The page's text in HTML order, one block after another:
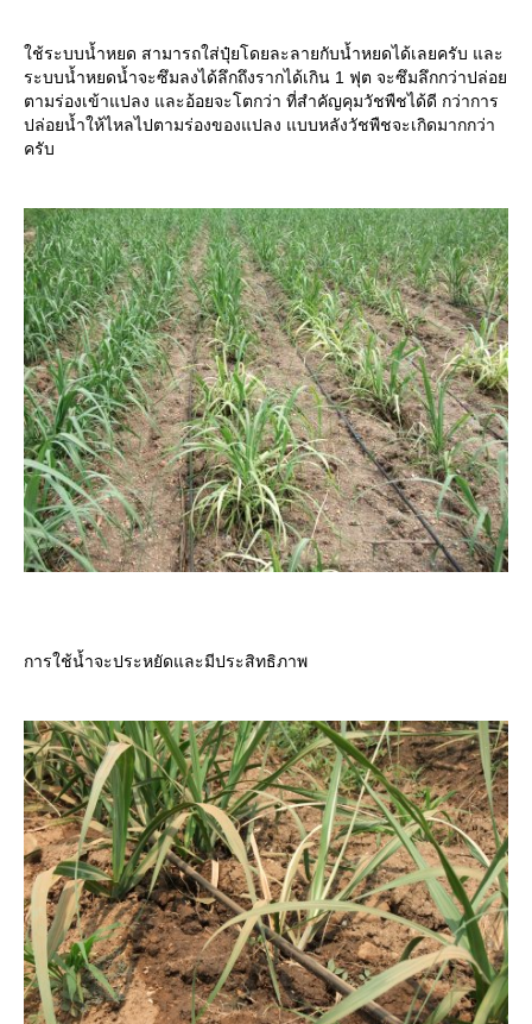
ช้ระบบน้ำหยด สามารถใส่ปุ๋ยโดยละลายกับน้ำหยดได้เลยครับ และ
ระบบน้ำหยดน้ำจะซึมลงได้ลึกถึงรากได้เกิน 1 ฟุต จะซึมลึกกว่าปล่อ
ตามร่องเข้าแปลง และอ้อยจะโตกว่า ที่สำคัญคุมวัชพืชได้ดี กว่าการ
ปล่อยน้ำให้ไหลไปตามร่องของแปลง แบบหลังวัชพืชจะเกิดมากกว่า
ครับ
การใช้น้ำจะประหยัดและมีประสิทธิภาพ